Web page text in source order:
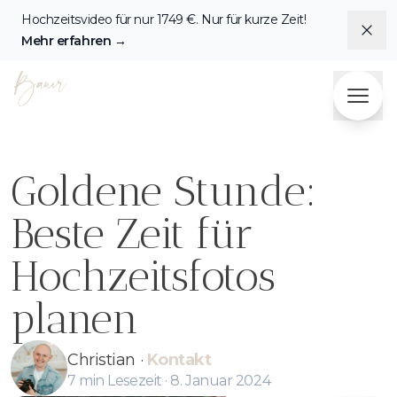
Hochzeitsvideo für nur1749 €. Nur für kurze Zeit!
Mehr erfahren →
Fotografie & Videografie Herzensbilder Bauer
Goldene Stunde:
Beste Zeit für
Hochzeitsfotos
planen
Christian · Kontakt
7 min Lesezeit · 8. Januar 2024